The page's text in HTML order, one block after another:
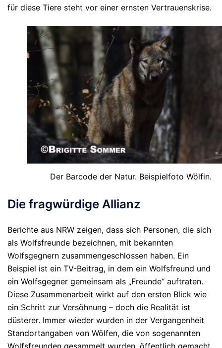
für diese Tiere steht vor einer ernsten Vertrauenskrise.
Der Barcode der Natur. Beispielfoto Wölfin.
Die fragwürdige Allianz
Berichte aus NRW zeigen, dass sich Personen, die sich
als Wolfsfreunde bezeichnen, mit bekannten
Wolfsgegnern zusammengeschlossen haben. Ein
Beispiel ist ein TV-Beitrag, in dem ein Wolfsfreund und
ein Wolfsgegner gemeinsam als „Freunde“ auftraten.
Diese Zusammenarbeit wirkt auf den ersten Blick wie
ein Schritt zur Versöhnung – doch die Realität ist
düsterer. Immer wieder wurden in der Vergangenheit
Standortangaben von Wölfen, die von sogenannten